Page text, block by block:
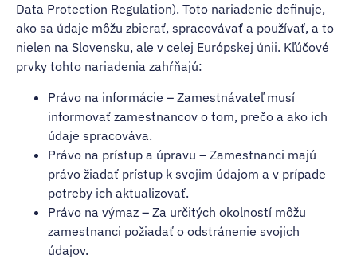
Data Protection Regulation). Toto nariadenie definuje,
ako sa údaje môžu zbierať, spracovávať a používať, a to
nielen na Slovensku, ale v celej Európskej únii. Kľúčové
prvky tohto nariadenia zahŕňajú:
Právo na informácie – Zamestnávateľ musí
informovať zamestnancov o tom, prečo a ako ich
údaje spracováva.
Právo na prístup a úpravu – Zamestnanci majú
právo žiadať prístup k svojim údajom a v prípade
potreby ich aktualizovať.
Právo na výmaz – Za určitých okolností môžu
zamestnanci požiadať o odstránenie svojich
údajov.